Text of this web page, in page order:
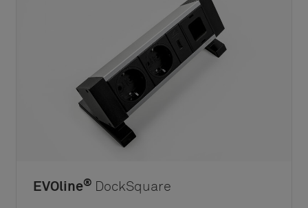
EVOline® DockSquare